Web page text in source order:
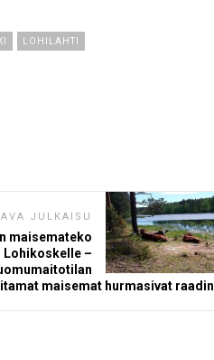
LOHILAHTI
JULKAISU
maisemateko
–
maisemat hurmasivat raadin